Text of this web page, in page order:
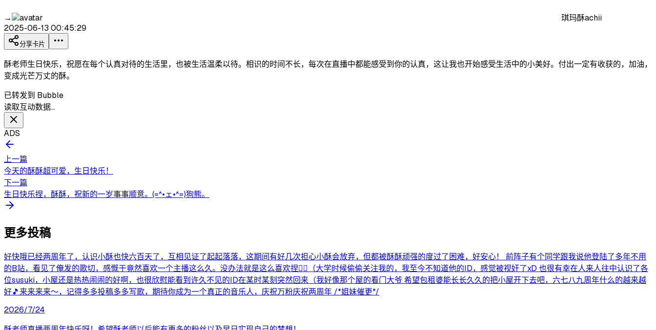
→
琪玛酥achii
2025-06-13 00:45:29
分享卡片
酥老师生日快乐，祝愿在每个认真对待的生活里，也被生活温柔以待。相识的时间不长，每次在直播中都能感受到你的认真，这让我也开始感受生活中的小美好。付出一定有收获的，加油，
变成光芒万丈的酥。
已转发到 Bubble
读取互动数据…
ADS
上一篇
今天的酥酥超可爱，生日快乐！
下一篇
生日快乐捏，酥酥，祝新的一岁事事顺意。(=^•ェ•^=)狗熊。
更多投稿
好快哦已经两周年了，认识小酥也快六百天了，互相见证了起起落落，这期间有好几次担心小酥会放弃，但都被酥酥顽强的度过了困难，好安心！ 前阵子有个同学跟我说他登陆了多年不用
的B站，看见了俺发的歌切，感慨于竟然喜欢一个主播这么久。没办法就是这么喜欢捏😮‍💨（大学时候偷偷关注我的，我至今不知道他的ID，感觉被视奸了xD 也很有幸在人来人往中认识了各
位susuki，小屋还是热热闹闹的好啊，也很欣慰能看到许久不见的ID在某时某刻突然回来（我好像那个屋的看门大爷 希望包租婆能长长久久的把小屋开下去吧，六七八九周年什么的越来越
好🎵来来来来～，记得多多投稿多多写歌，期待你成为一个真正的音乐人，庆祝万粉庆祝两周年 /*姐妹催更*/
2026/7/24